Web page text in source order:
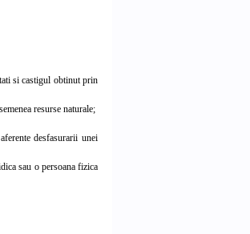
si castigul obtinut prin
resurse naturale;
desfasurarii unei
sau o persoana fizica